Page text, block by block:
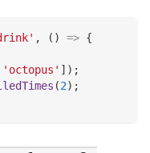
, ( ) => {
'octopus' ] ) ;
(2) ;